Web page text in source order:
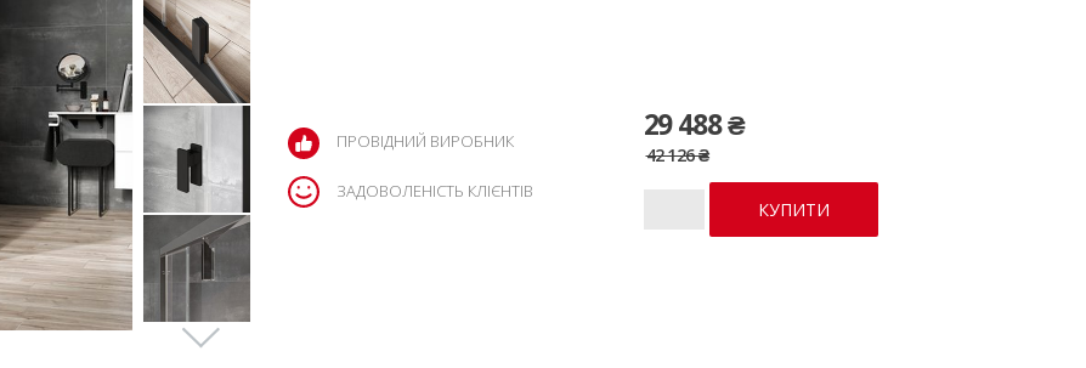
29 488 ₴
42 126 ₴
ПРОВІДНИЙ ВИРОБНИК
ЗАДОВОЛЕНІСТЬ КЛІЄНТІВ